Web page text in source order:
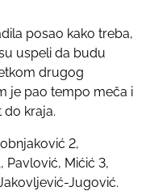
posao kako treba,
uspeli da budu
drugog
je pao tempo meča i
do kraja.
2,
Pavlović, Mićić 3,
Jugović.